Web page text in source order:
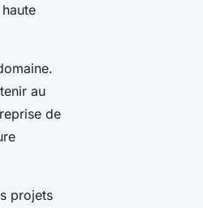
au
de
projets